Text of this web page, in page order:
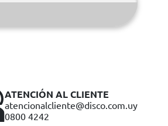
ATENCIÓN AL CLIENTE
atencionalcliente@disco.com.uy
0800 4242